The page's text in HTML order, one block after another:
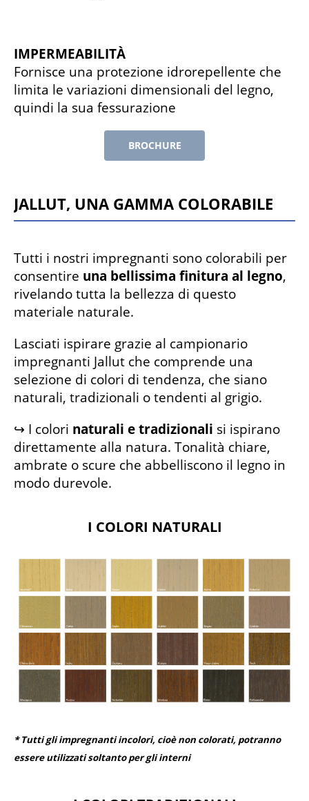
IMPERMEABILITÀ
Fornisce una protezione idrorepellente che
limita le variazioni dimensionali del legno,
quindi la sua fessurazione
BROCHURE
Jallut, una gamma colorabile
Tutti i nostri impregnanti sono colorabili per
consentire una bellissima finitura al legno,
rivelando tutta la bellezza di questo
materiale naturale.
Lasciati ispirare grazie al campionario
impregnanti Jallut che comprende una
selezione di colori di tendenza, che siano
naturali, tradizionali o tendenti al grigio.
↪ I colori naturali e tradizionali si ispirano
direttamente alla natura. Tonalità chiare,
ambrate o scure che abbelliscono il legno in
modo durevole.
I COLORI NATURALI
* Tutti gli impregnanti incolori, cioè non colorati, potranno
essere utilizzati soltanto per gli interni